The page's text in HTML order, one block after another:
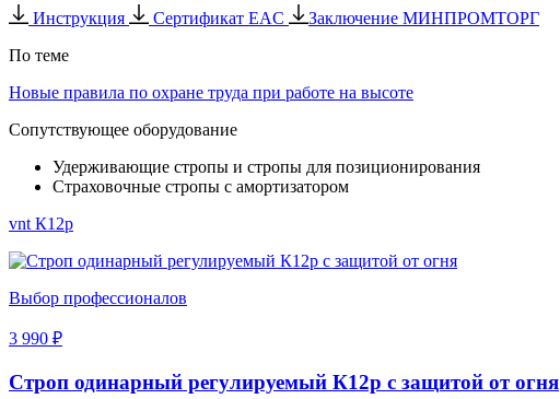
Инструкция Сертификат EAC
Заключение МИНПРОМТОРГ
По теме
Новые правила по охране труда при работе на высоте
Сопутствующее оборудование
Удерживающие стропы и стропы для позиционирования
Страховочные стропы с амортизатором
vnt К12p
Выбор профессионалов
3 990 ₽
Строп одинарный регулируемый К12p с защитой от огня